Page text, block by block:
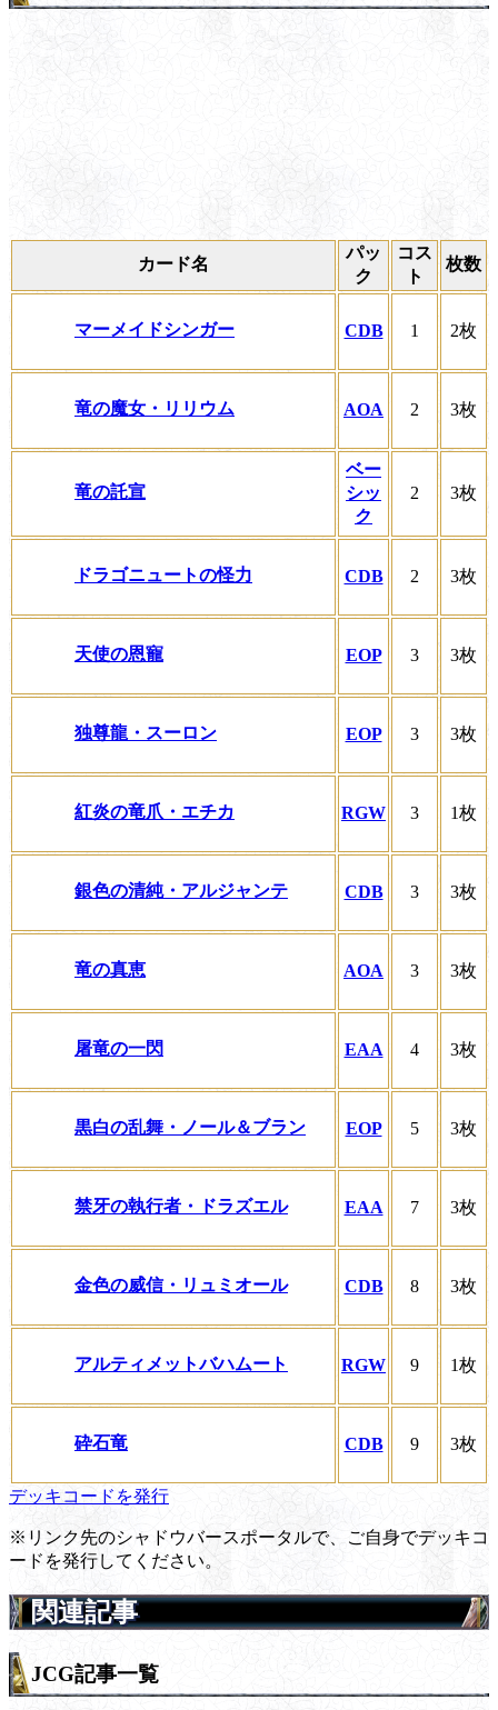
カード名
パッ
ク
コス
ト
枚数
マーメイドシンガー CDB 1 2枚
竜の魔女・リリウム AOA 2 3枚
竜の託宣
ベー
シッ
ク
2 3枚
ドラゴニュートの怪力 CDB 2 3枚
天使の恩寵 EOP 3 3枚
独尊龍・スーロン EOP 3 3枚
紅炎の竜爪・エチカ RGW 3 1枚
銀色の清純・アルジャンテ CDB 3 3枚
竜の真恵 AOA 3 3枚
屠竜の一閃 EAA 4 3枚
黒白の乱舞・ノール＆ブラン EOP 5 3枚
禁牙の執行者・ドラズエル EAA 7 3枚
金色の威信・リュミオール CDB 8 3枚
アルティメットバハムート RGW 9 1枚
砕石竜 CDB 9 3枚
デッキコードを発行
※リンク先のシャドウバースポータルで、ご自身でデッキコ
ードを発行してください。
関連記事
JCG記事一覧